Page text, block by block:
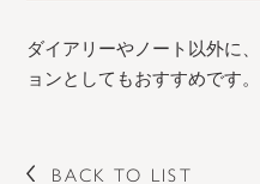
ダイアリーやノート以外に
ョンとしてもおすすめです
BACK TO LIST